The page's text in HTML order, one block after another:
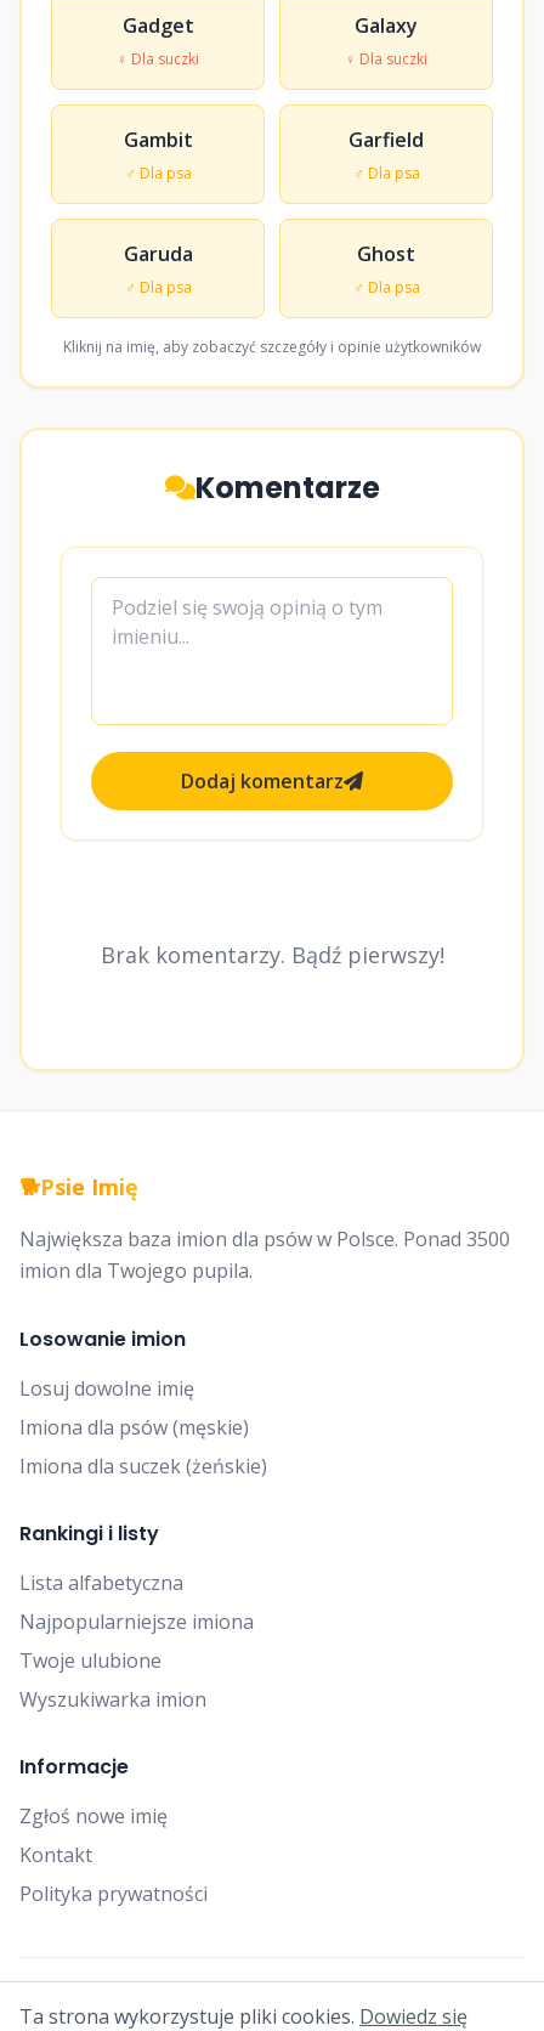
Gadget
♀ Dla suczki
Galaxy
♀ Dla suczki
Gambit
♂ Dla psa
Garfield
♂ Dla psa
Garuda
♂ Dla psa
Ghost
♂ Dla psa
Kliknij na imię, aby zobaczyć szczegóły i opinie użytkowników
Komentarze
Dodaj komentarz
Brak komentarzy. Bądź pierwszy!
🐕Psie Imię
Największa baza imion dla psów w Polsce. Ponad 3500
imion dla Twojego pupila.
Losowanie imion
Losuj dowolne imię
Imiona dla psów (męskie)
Imiona dla suczek (żeńskie)
Rankingi i listy
Lista alfabetyczna
Najpopularniejsze imiona
Twoje ulubione
Wyszukiwarka imion
Informacje
Zgłoś nowe imię
Kontakt
Polityka prywatności
© 2025 Falcon Bytes. Wszelkie prawa zastrzeżone.
Ta strona wykorzystuje pliki cookies. Dowiedz się